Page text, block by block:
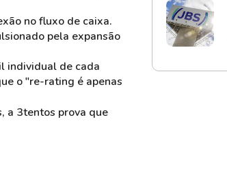
no fluxo de caixa.
pela expansão
individual de cada
o "re-rating é apenas
a 3tentos prova que